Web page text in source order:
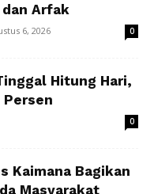
Arfak
6, 2026 0
Hitung Hari,
Persen
0
Kaimana Bagikan
Masyarakat